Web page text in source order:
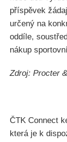
příspěvek
určený na
oddíle,
nákup
Zdroj: Procter
ČTK Connect
která je k